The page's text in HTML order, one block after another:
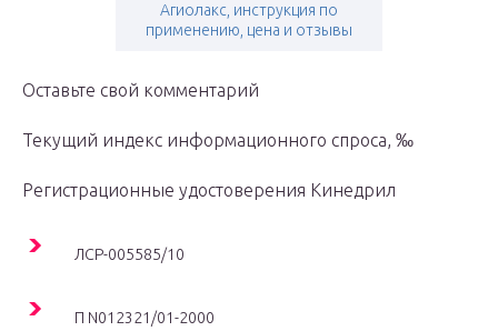
Агиолакс, инструкция по
применению, цена и отзывы
Оставьте свой комментарий
Текущий индекс информационного спроса, ‰
Регистрационные удостоверения Кинедрил
ЛСР-005585/10
П N012321/01-2000